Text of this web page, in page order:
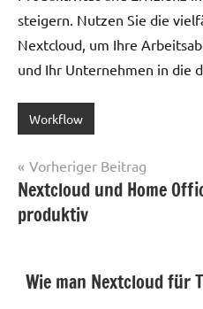
steigern. Nutzen Sie die
Nextcloud, um Ihre
und Ihr Unternehmen in die
Workflow
Beitragsnavigation
Vorheriger Beitrag
Nextcloud und Home
produktiv
Wie man Nextcloud für